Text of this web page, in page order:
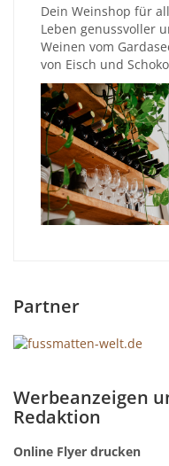
Dein Weinshop für
Leben genussvoller
Weinen vom
von Eisch und
Partner
Werbeanzeigen
Redaktion
Online Flyer drucken